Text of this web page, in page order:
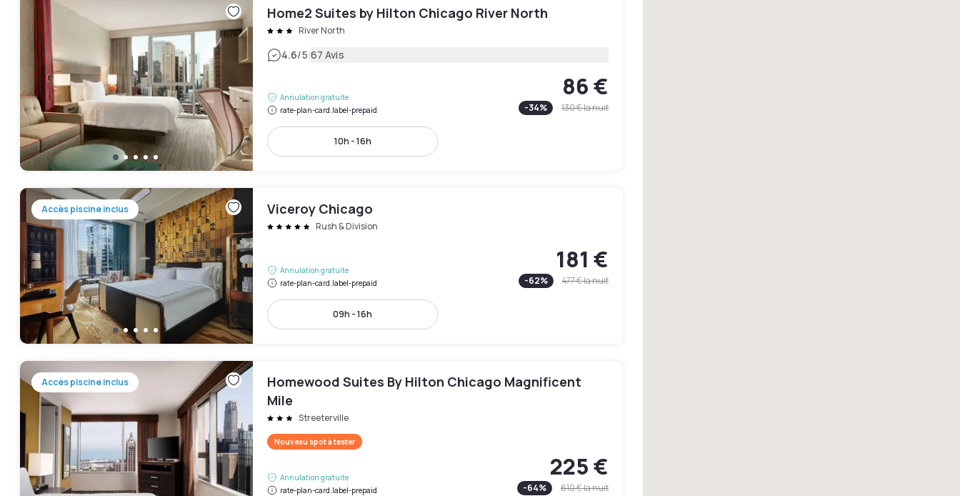
Home2 Suites by Hilton Chicago River North
River North
4.6/5|67 Avis
Annulation gratuite
rate-plan-card.label-prepaid
86 €
-34% 130 €la nuit
10h - 16h
Accès piscine inclus Viceroy Chicago
Rush & Division
Annulation gratuite
rate-plan-card.label-prepaid
181 €
-62% 477 €la nuit
09h - 16h
Accès piscine inclus
Homewood Suites By Hilton Chicago Magnificent
Mile
Streeterville
Nouveau spot à tester
Annulation gratuite
rate-plan-card.label-prepaid
225 €
-64% 610 €la nuit